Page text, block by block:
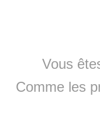
Vous
Comme les